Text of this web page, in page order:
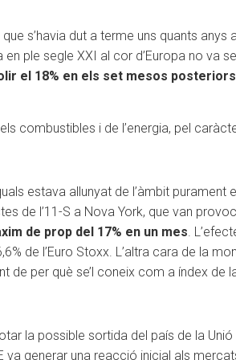
s’havia dut a terme uns quants anys
ple segle XXI al cor d’Europa no va
el 18% en els set mesos posteriors
combustibles i de l’energia, pel
estava allunyat de l’àmbit
de l’11-S a Nova York, que van
de prop del 17% en un mes.
de l’Euro Stoxx. L’altra cara de la
de per què se’l coneix com a índex de
la possible sortida del país de la
generar una reacció inicial als